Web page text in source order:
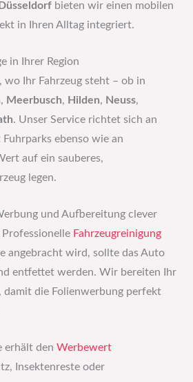
bieten wir einen mobilen
in Ihren Alltag integriert.
in Ihrer Region
Ihr Fahrzeug steht – ob in
, Meerbusch, Hilden, Neuss,
. Unser Service richtet sich an
ebenso wie an
auf ein sauberes,
legen.
und Aufbereitung clever
Professionelle Fahrzeugreinigung
angebracht wird, sollte das Auto
entfettet werden. Wir bereiten Ihr
damit die Folienwerbung perfekt
erhält den Werbewert
Insektenreste oder